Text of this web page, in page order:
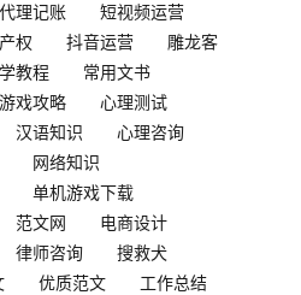
代理记账
短视频运营
权 抖音运营
雕龙客
教程
常用文书
游戏攻略
心理测试
汉语知识
心理咨询
网络知识
单机游戏下载
范文网
电商设计
律师咨询
搜救犬
优质范文
工作总结